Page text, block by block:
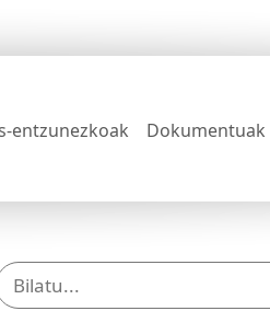
entzunezkoak Dokumentuak